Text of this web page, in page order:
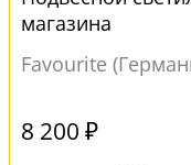
магазина
Favourite
8 200 ₽